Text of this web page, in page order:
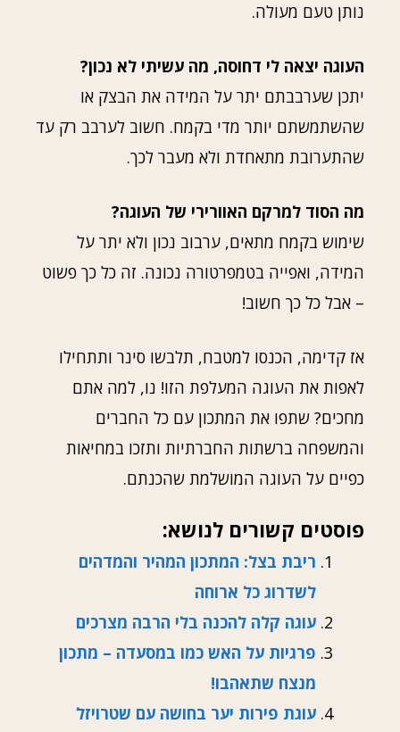
נותן טעם מעולה.
העוגה יצאה לי דחוסה, מה עשיתי לא נכון?
יתכן שערבבתם יתר על המידה את הבצק או
שהשתמשתם יותר מדי בקמח. חשוב לערבב רק עד
שהתערובת מתאחדת ולא מעבר לכך.
מה הסוד למרקם האוורירי של העוגה?
שימוש בקמח מתאים, ערבוב נכון ולא יתר על
המידה, ואפייה בטמפרטורה נכונה. זה כל כך פשוט
– אבל כל כך חשוב!
אז קדימה, הכנסו למטבח, תלבשו סינר ותתחילו
לאפות את העוגה המעלפת הזו! נו, למה אתם
מחכים? שתפו את המתכון עם כל החברים
והמשפחה ברשתות החברתיות ותזכו במחיאות
כפיים על העוגה המושלמת שהכנתם.
פוסטים קשורים לנושא:
ריבת בצל: המתכון המהיר והמדהים
לשדרוג כל ארוחה
עוגה קלה להכנה בלי הרבה מצרכים
פרגיות על האש כמו במסעדה – מתכון
מנצח שתאהבו!
עוגת פירות יער בחושה עם שטרויזל